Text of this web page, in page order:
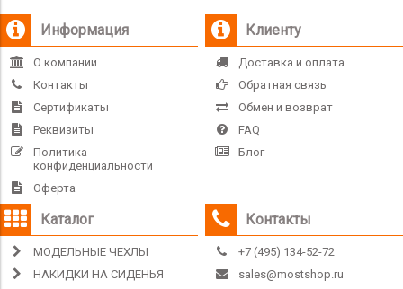
Информация
О компании
Контакты
Сертификаты
Реквизиты
Политика
конфиденциальности
Оферта
Клиенту
Доставка и оплата
Обратная связь
Обмен и возврат
FAQ
Блог
Каталог
МОДЕЛЬНЫЕ ЧЕХЛЫ
НАКИДКИ НА СИДЕНЬЯ
Контакты
+7 (495) 134-52-72
sales@mostshop.ru